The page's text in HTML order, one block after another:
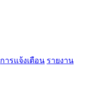
การแจ้งเตือน รายงาน